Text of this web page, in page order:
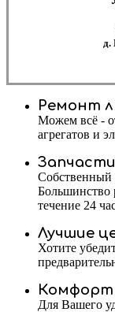
д.
Ремонт
Можем всё -
агрегатов и
Собственный
Большинство
течение 24
Лучшие
Хотите
Для Вашего